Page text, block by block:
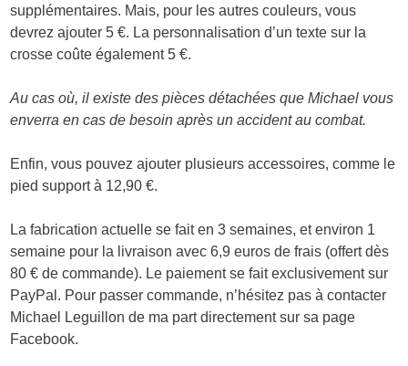
supplémentaires. Mais, pour les autres couleurs, vous
devrez ajouter 5 €. La personnalisation d’un texte sur la
crosse coûte également 5 €.
Au cas où, il existe des pièces détachées que Michael vous
enverra en cas de besoin après un accident au combat.
Enfin, vous pouvez ajouter plusieurs accessoires, comme le
pied support à 12,90 €.
La fabrication actuelle se fait en 3 semaines, et environ 1
semaine pour la livraison avec 6,9 euros de frais (offert dès
80 € de commande). Le paiement se fait exclusivement sur
PayPal. Pour passer commande, n’hésitez pas à contacter
Michael Leguillon de ma part directement sur sa page
Facebook.